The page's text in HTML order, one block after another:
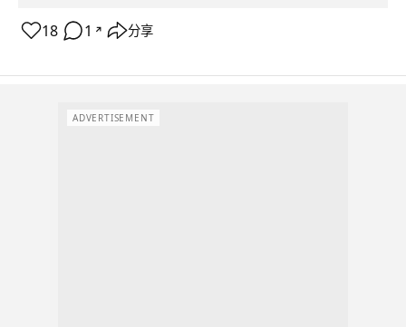
18 1 ↗ 分享
ADVERTISEMENT